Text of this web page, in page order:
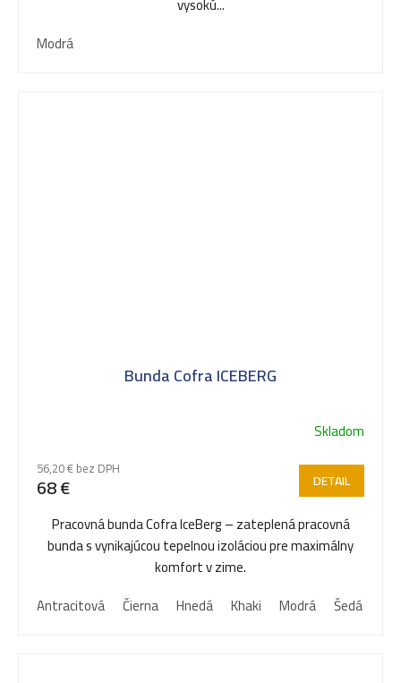
Modrá
Bunda Cofra ICEBERG
hodnotenie
produktu
je
5,0
Skladom
56,20 € bez DPH
68 € DETAIL
Pracovná bunda Cofra IceBerg – zateplená pracovná
bunda s vynikajúcou tepelnou izoláciou pre maximálny
komfort v zime.
Antracitová
Čierna Hnedá Khaki Modrá Šedá